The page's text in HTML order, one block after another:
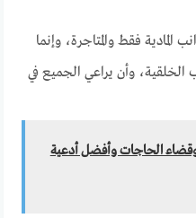
المادية فقط والمتاجرة، وإنما
وأن يراعي الجميع في
الحاجات وأفضل أدعية